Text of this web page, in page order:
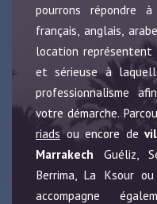
pourrons
français, anglais,
location représentent
et sérieuse à
professionnalisme
votre démarche.
riads ou encore de
Marrakech Guéliz,
Berrima, La Ksour
accompagne